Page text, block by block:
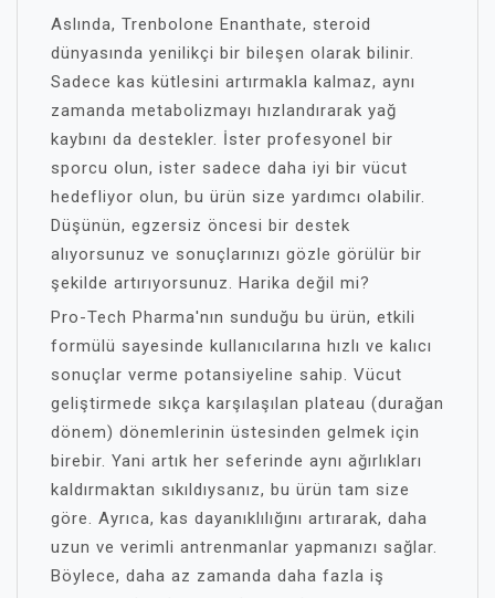
Aslında, Trenbolone Enanthate, steroid
dünyasında yenilikçi bir bileşen olarak bilinir.
Sadece kas kütlesini artırmakla kalmaz, aynı
zamanda metabolizmayı hızlandırarak yağ
kaybını da destekler. İster profesyonel bir
sporcu olun, ister sadece daha iyi bir vücut
hedefliyor olun, bu ürün size yardımcı olabilir.
Düşünün, egzersiz öncesi bir destek
alıyorsunuz ve sonuçlarınızı gözle görülür bir
şekilde artırıyorsunuz. Harika değil mi?
Pro-Tech Pharma'nın sunduğu bu ürün, etkili
formülü sayesinde kullanıcılarına hızlı ve kalıcı
sonuçlar verme potansiyeline sahip. Vücut
geliştirmede sıkça karşılaşılan plateau (durağan
dönem) dönemlerinin üstesinden gelmek için
birebir. Yani artık her seferinde aynı ağırlıkları
kaldırmaktan sıkıldıysanız, bu ürün tam size
göre. Ayrıca, kas dayanıklılığını artırarak, daha
uzun ve verimli antrenmanlar yapmanızı sağlar.
Böylece, daha az zamanda daha fazla iş